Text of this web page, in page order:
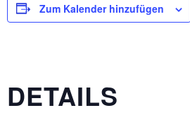
Zum Kalender hinzufügen
DETAILS